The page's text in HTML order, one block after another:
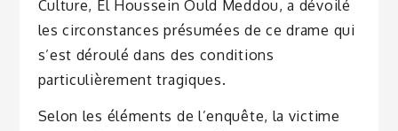
Culture, El Houssein Ould Meddou, a dévoilé
les circonstances présumées de ce drame qui
s’est déroulé dans des conditions
particulièrement tragiques.
Selon les éléments de l’enquête, la victime